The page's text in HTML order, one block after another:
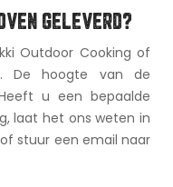
GELEVERD?
Outdoor Cooking of
De hoogte van de
u een bepaalde
laat het ons weten in
stuur een email naar